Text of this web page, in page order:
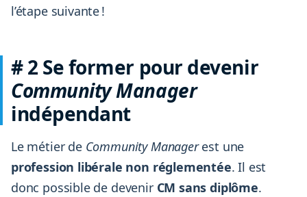
l’étape suivante !
# 2 Se former pour devenir
Community Manager
indépendant
Le métier de Community Managerest une
profession libérale non réglementée. Il est
donc possible de devenirCM sans diplôme.